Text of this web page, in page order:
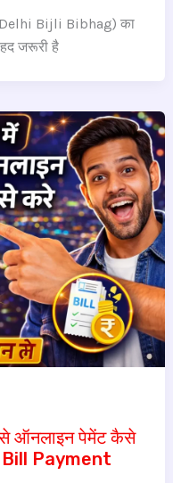
(Delhi Bijli Bibhag) का
जरूरी है
से ऑनलाइन पेमेंट कैसे
Bill Payment